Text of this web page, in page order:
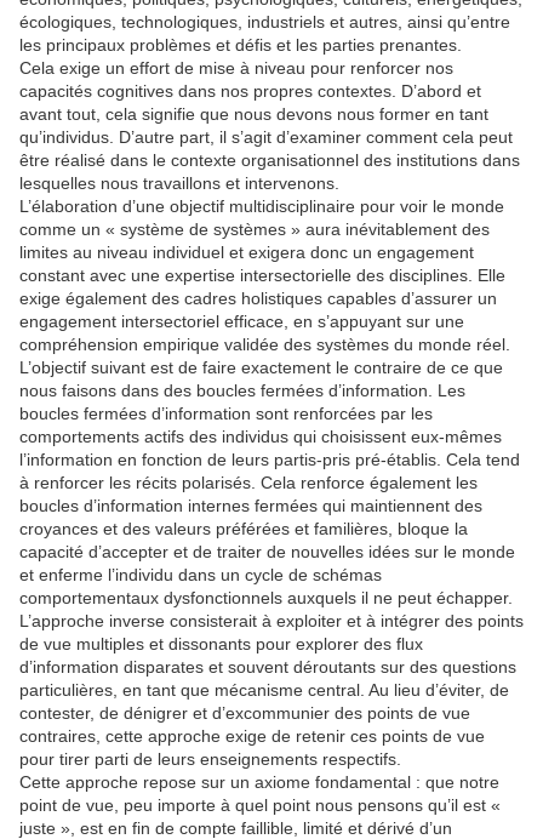
écologiques, technologiques, industriels et autres, ainsi qu’entre
les principaux problèmes et défis et les parties prenantes.
Cela exige un effort de mise à niveau pour renforcer nos
capacités cognitives dans nos propres contextes. D’abord et
avant tout, cela signifie que nous devons nous former en tant
qu’individus. D’autre part, il s’agit d’examiner comment cela peut
être réalisé dans le contexte organisationnel des institutions dans
lesquelles nous travaillons et intervenons.
L’élaboration d’une objectif multidisciplinaire pour voir le monde
comme un « système de systèmes » aura inévitablement des
limites au niveau individuel et exigera donc un engagement
constant avec une expertise intersectorielle des disciplines. Elle
exige également des cadres holistiques capables d’assurer un
engagement intersectoriel efficace, en s’appuyant sur une
compréhension empirique validée des systèmes du monde réel.
L’objectif suivant est de faire exactement le contraire de ce que
nous faisons dans des boucles fermées d’information. Les
boucles fermées d’information sont renforcées par les
comportements actifs des individus qui choisissent eux-mêmes
l’information en fonction de leurs partis-pris pré-établis. Cela tend
à renforcer les récits polarisés. Cela renforce également les
boucles d’information internes fermées qui maintiennent des
croyances et des valeurs préférées et familières, bloque la
capacité d’accepter et de traiter de nouvelles idées sur le monde
et enferme l’individu dans un cycle de schémas
comportementaux dysfonctionnels auxquels il ne peut échapper.
L’approche inverse consisterait à exploiter et à intégrer des points
de vue multiples et dissonants pour explorer des flux
d’information disparates et souvent déroutants sur des questions
particulières, en tant que mécanisme central. Au lieu d’éviter, de
contester, de dénigrer et d’excommunier des points de vue
contraires, cette approche exige de retenir ces points de vue
pour tirer parti de leurs enseignements respectifs.
Cette approche repose sur un axiome fondamental : que notre
point de vue, peu importe à quel point nous pensons qu’il est «
juste », est en fin de compte faillible, limité et dérivé d’un